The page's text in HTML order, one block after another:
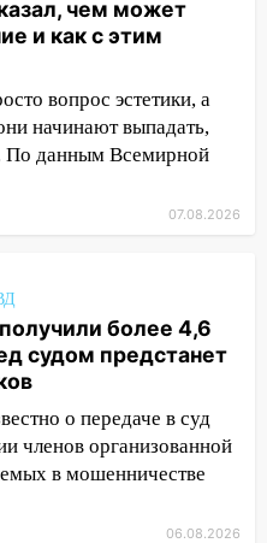
сбили
в Ульяновске
и ограбил:
оказался
готовы
если им
перед
крупный пожар
чем может
и как с этим
вопрос эстетики, а
начинают выпадать,
По данным Всемирной
07.08.2026
более 4,6
судом предстанет
о передаче в суд
членов организованной
в мошенничестве
06.08.2026